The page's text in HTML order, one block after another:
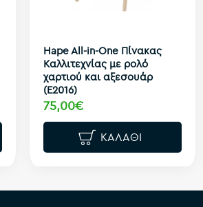
Hape All-in-One Πίνακας
Καλλιτεχνίας με ρολό
χαρτιού και αξεσουάρ
(E2016)
75,00€
ΚΑΛΆΘΙ